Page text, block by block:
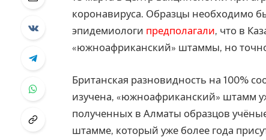
коронавируса. Образцы необходимо
эпидемиологи предполагали, что в
«южноафриканский» штаммы, но
Британская разновидность на 100%
изучена, «южноафриканский» штамм
полученных в Алматы образцов
штамме, который уже более года